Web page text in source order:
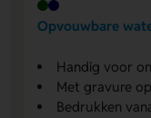
Opvouwbare
Handig voor
Met gravure
Bedrukken